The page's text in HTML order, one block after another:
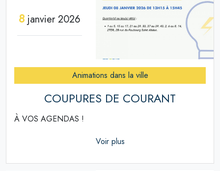
8janvier 2026
Animations dans la ville
COUPURES DE COURANT
À VOS AGENDAS !
Voir plus